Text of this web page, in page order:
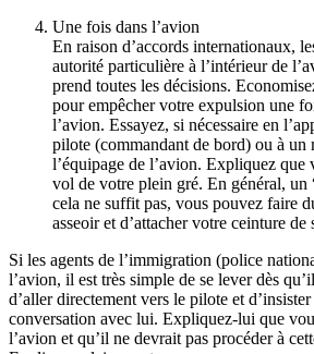
Une fois dans l’avion
En raison d’accords internationaux,
autorité particulière à l’intérieur de
prend toutes les décisions.
pour empêcher votre expulsion une
l’avion. Essayez, si nécessaire en
pilote (commandant de bord) ou à un
l’équipage de l’avion. Expliquez que
vol de votre plein gré. En général,
cela ne suffit pas, vous pouvez faire
asseoir et d’attacher votre ceinture de
Si les agents de l’immigration (police
l’avion, il est très simple de se lever dès
d’aller directement vers le pilote et
conversation avec lui. Expliquez-lui que
l’avion et qu’il ne devrait pas procéder à